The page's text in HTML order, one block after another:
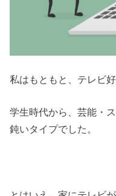
私はもともと、テレビ
学生時代から、芸能・
鈍いタイプでした。